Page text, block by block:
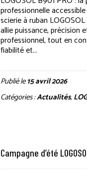
professionnelle
scierie à ruban
allie puissance, précision
professionnel, tout en
fiabilité et...
Publié le15 avril 2026
Catégories :Actualités,
Campagne d’été